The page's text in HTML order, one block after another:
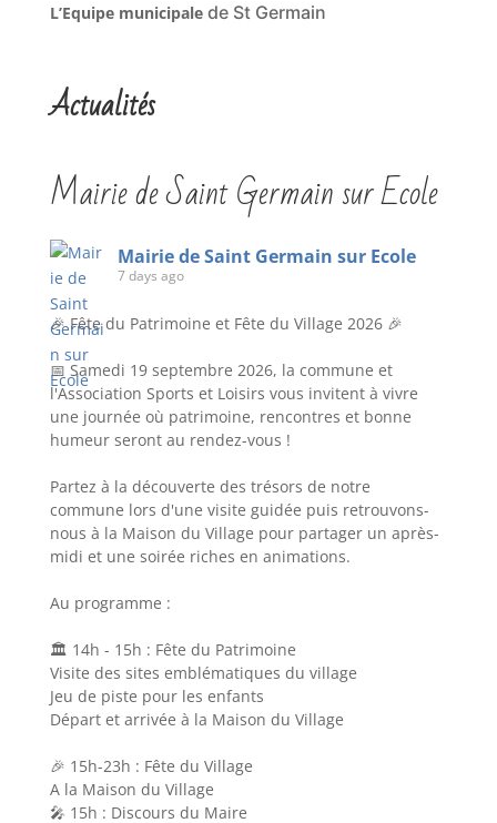
L’Equipe municipale de St Germain
Actualités
Mairie de Saint Germain sur Ecole
Mairie de Saint Germain sur Ecole
7 days ago
🎉 Fête du Patrimoine et Fête du Village 2026 🎉
📅 Samedi 19 septembre 2026, la commune et
l'Association Sports et Loisirs vous invitent à vivre
une journée où patrimoine, rencontres et bonne
humeur seront au rendez-vous !
Partez à la découverte des trésors de notre
commune lors d'une visite guidée puis retrouvons-
nous à la Maison du Village pour partager un après-
midi et une soirée riches en animations.
Au programme :
🏛️ 14h - 15h : Fête du Patrimoine
Visite des sites emblématiques du village
Jeu de piste pour les enfants
Départ et arrivée à la Maison du Village
🎉 15h-23h : Fête du Village
A la Maison du Village
🎤 15h : Discours du Maire